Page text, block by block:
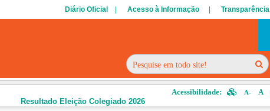
Diário Oficial Acesso à Informação Transparência
Acessibilidade: A- A
Resultado Eleição Colegiado 2026
- CHAMADA PÚBLICA N° 005/2024